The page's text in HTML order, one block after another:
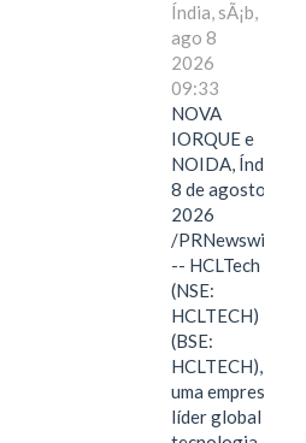
Índia, sÃ¡b,
ago 8
2026
09:33
NOVA
IORQUE e
NOIDA, Índia,
8 de agosto de
2026
/PRNewswire/
-- HCLTech
(NSE:
HCLTECH)
(BSE:
HCLTECH),
uma empresa
líder global em